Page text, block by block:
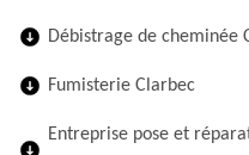
Débistrage de cheminée
Fumisterie Clarbec
Entreprise pose et